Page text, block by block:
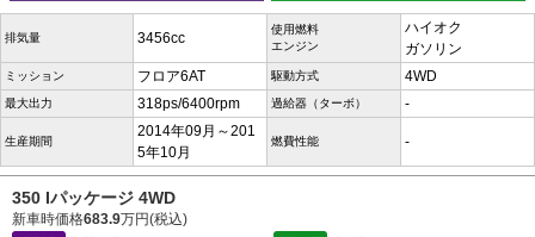
排気量 3456cc
使用燃料
エンジン
ハイオク
ガソリン
ミッション フロア6AT 駆動方式 4WD
最大出力 318ps/6400rpm 過給器（ターボ） -
生産期間
2014年09月～201
5年10月
燃費性能 -
350 Iパッケージ 4WD
新車時価格683.9万円(税込)